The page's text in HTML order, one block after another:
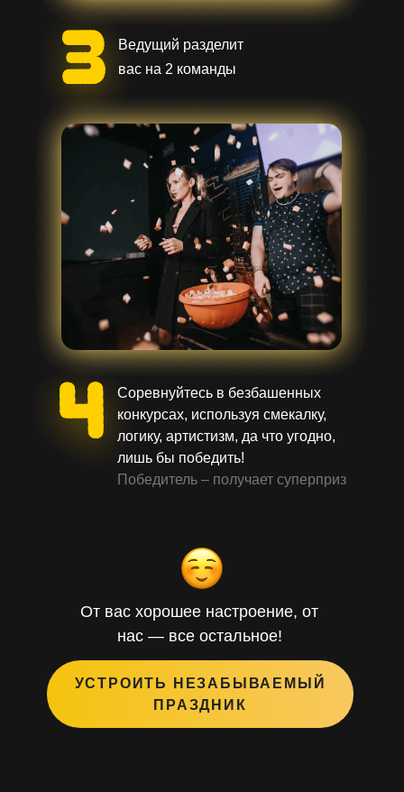
От вас хорошее настроение, от
нас — все остальное!
УСТРОИТЬ НЕЗАБЫВАЕМЫЙ
ПРАЗДНИК
Ведущий разделит
вас на 2 команды
Соревнуйтесь в безбашенных
конкурсах, используя смекалку,
логику, артистизм, да что угодно,
лишь бы победить!
Победитель – получает суперприз